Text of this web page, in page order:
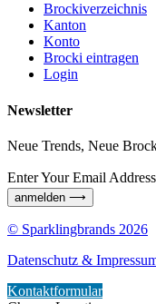
Brockiverzeichnis
Kanton
Konto
Brocki eintragen
Login
Newsletter
Neue Trends, Neue
Enter Your Email Address
anmelden ⟶
© Sparklingbrands 2026
Datenschutz &
Kontaktformular